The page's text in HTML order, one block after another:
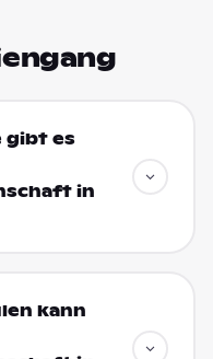
gibt es
in
kann